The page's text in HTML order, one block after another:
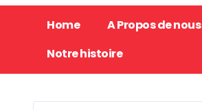
Home A Propos de nous
Notre histoire